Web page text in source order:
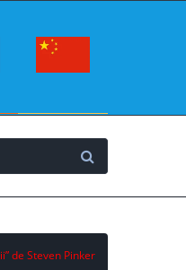
de Steven Pinker